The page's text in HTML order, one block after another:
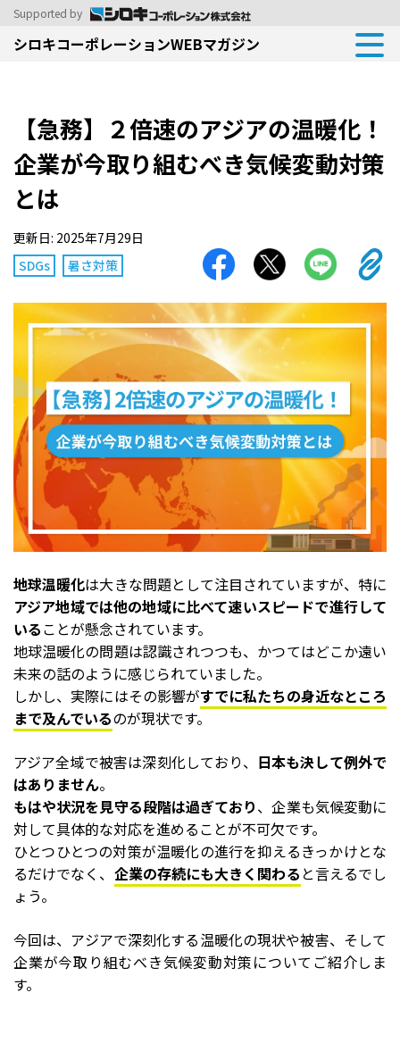
シロキコーポレーションWEBマガジン
Supported by
【急務】２倍速のアジアの温暖化！
企業が今取り組むべき気候変動対策
とは
更新日: 2025年7月29日
SDGs
暑さ対策
地球温暖化は大きな問題として注目されていますが、特に
アジア地域では他の地域に比べて速いスピードで進行して
いることが懸念されています。
地球温暖化の問題は認識されつつも、かつてはどこか遠い
未来の話のように感じられていました。
しかし、実際にはその影響がすでに私たちの身近なところ
まで及んでいるのが現状です。
アジア全域で被害は深刻化しており、 日本も決して例外で
はありません。
もはや状況を見守る段階は過ぎており、企業も気候変動に
対して具体的な対応を進めることが不可欠です。
ひとつひとつの対策が温暖化の進行を抑えるきっかけとな
るだけでなく、 企業の存続にも大きく関わる と言えるでし
ょう。
今回は、アジアで深刻化する温暖化の現状や被害、そして
企業が今取り組むべき気候変動対策についてご紹介しま
す。